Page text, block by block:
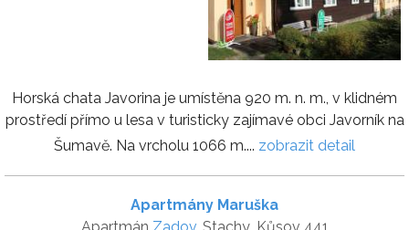
Horská chata Javorina je umístěna 920 m. n. m., v klidném
prostředí přímo u lesa v turisticky zajímavé obci Javorník na
Šumavě. Na vrcholu 1066 m.... zobrazit detail
Apartmány Maruška